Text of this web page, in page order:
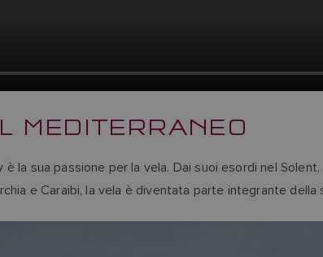
MEDITERRANEO
la sua passione per la vela. Dai suoi esordi nel
e Caraibi, la vela è diventata parte integrante della